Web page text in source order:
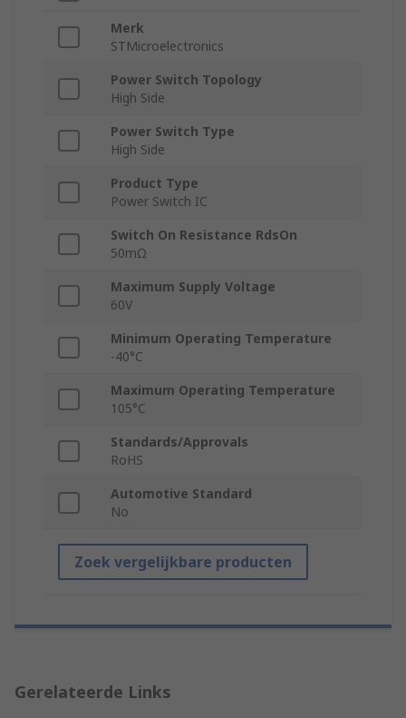
Merk
STMicroelectronics
Power Switch Topology
High Side
Power Switch Type
High Side
Product Type
Power Switch IC
Switch On Resistance RdsOn
50mΩ
Maximum Supply Voltage
60V
Minimum Operating Temperature
-40°C
Maximum Operating Temperature
105°C
Standards/Approvals
RoHS
Automotive Standard
No
Zoek vergelijkbare producten
Gerelateerde Links